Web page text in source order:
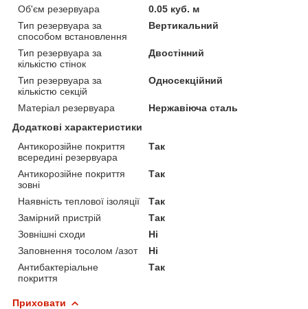
Об'єм резервуара
0.05 куб. м
Тип резервуара за
способом встановлення
Вертикальний
Тип резервуара за
кількістю стінок
Двостінний
Тип резервуара за
кількістю секцій
Односекційний
Матеріал резервуара
Нержавіюча сталь
Додаткові характеристики
Антикорозійне покриття
всередині резервуара
Так
Антикорозійне покриття
зовні
Так
Наявність теплової ізоляції
Так
Замірний пристрій
Так
Зовнішні сходи
Ні
Заповнення тосолом /азот
Ні
Антибактеріальне
покриття
Так
Приховати